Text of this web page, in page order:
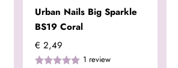
Urban Nails Big Sparkle
BS19 Coral
€ 2,49
1 review